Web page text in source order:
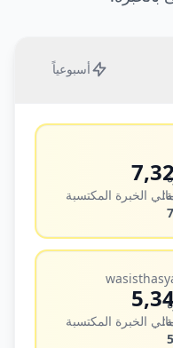
أسبوعياً
الخبرة المكتسبة
الخبرة المكتسبة